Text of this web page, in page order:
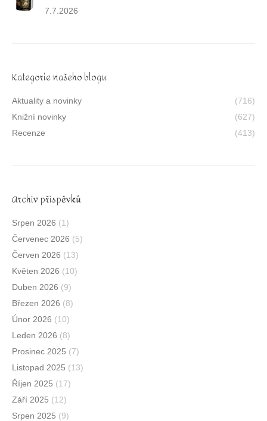
7.7.2026
Kategorie našeho blogu
Aktuality a novinky
(716)
Knižní novinky
(627)
Recenze
(413)
Archív příspěvků
Srpen 2026 (1)
Červenec 2026 (5)
Červen 2026 (13)
Květen 2026 (10)
Duben 2026 (9)
Březen 2026 (8)
Únor 2026 (10)
Leden 2026 (8)
Prosinec 2025 (7)
Listopad 2025 (13)
Říjen 2025 (17)
Září 2025 (12)
Srpen 2025 (9)